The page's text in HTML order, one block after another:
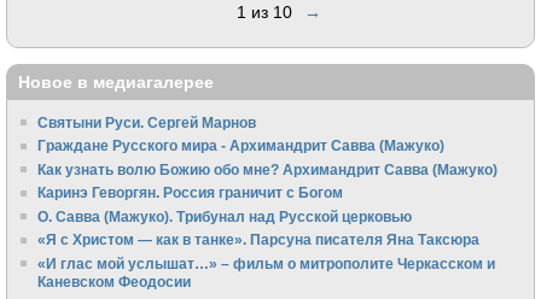
1 из 10 →
Новое в медиагалерее
Святыни Руси. Сергей Марнов
Граждане Русского мира - Архимандрит Савва (Мажуко)
Как узнать волю Божию обо мне? Архимандрит Савва (Мажуко)
Каринэ Геворгян. Россия граничит с Богом
О. Савва (Мажуко). Трибунал над Русской церковью
«Я с Христом — как в танке». Парсуна писателя Яна Таксюра
«И глас мой услышат…» – фильм о митрополите Черкасском и
Каневском Феодосии